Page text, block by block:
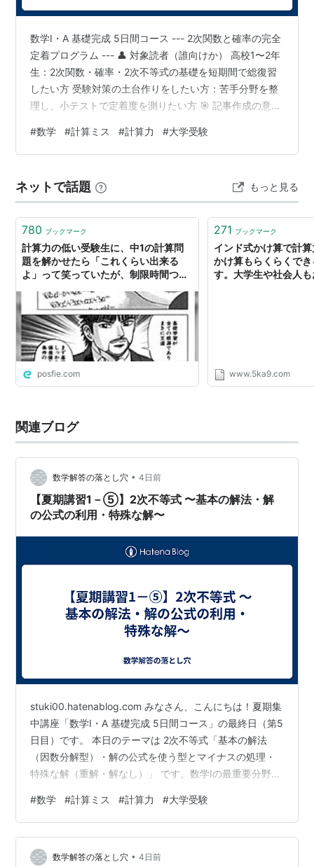
数学I・A 基礎完成 5日間コース --- 2次関数と確率の完全
定着プログラム --- 👤 対象読者（誰向けか） 高校1〜2年
生：2次関数・確率・2次不等式の基礎を短期間で総復習
したい方 受験対策の土台作りをしたい方：苦手分野を整
理し、小テストで定着度を測りたい方 🎯 記事作成の意識
ページ単位でリンクを整理し、必要な解説へ最短でアク
セスできるようにしています。 視覚的なわかりやすさ：
し、学習のペースメイクをサポートします。 📌 講義目次
＆解説記事一覧 【第1日】2次関数①（平方完成・頂点・
軸…
#数学 #計算ミス #計算力 #大学受験
ネットで話題 もっと見る
780 ブックマーク
計算力の低い受験生に、中1の計算問
題を解かせたら「これくらい出来る
よ」って笑っていたが、制限時間つけ
posfie.com
271 ブックマーク
インド式かけ算で計
かけ算もらくらくで
す。大学生や社会人
www.5ka9.com
関連ブログ
数学解答の落とし穴 • 4日前
【夏期講習1－⑤】2次不等式 〜基本の解法・解
の公式の利用・特殊な解〜
stuki00.hatenablog.com みなさん、こんにちは！夏期集
中講座「数学I・A 基礎完成 5日間コース」の最終日（第5
日目）です。 本日のテーマは 2次不等式「基本の解法
（因数分解型）・解の公式を使う型とマイナスの処理・
特殊な解（重解・解なし）」 です。数学Iの最重要分野で
ましょう！ 📖 1ページ目：2次不等式① 〜基本の解法
（因数分解型）〜 💡 基本事項：2次不等式を解く3ステッ
プ 📘 基本ルール①：不等号の向きと解の形（ のとき）
✏️ 例13：因数分解できる2次不等式 📝 問13：問題と解説
#数学 #計算ミス #計算力 #大学受験
数学解答の落とし穴 • 4日前